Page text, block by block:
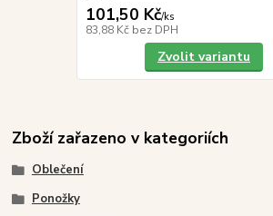
101,50 Kč/ks
83,88 Kč bez DPH
Zvolit variantu
Zboží zařazeno v kategoriích
Oblečení
Ponožky